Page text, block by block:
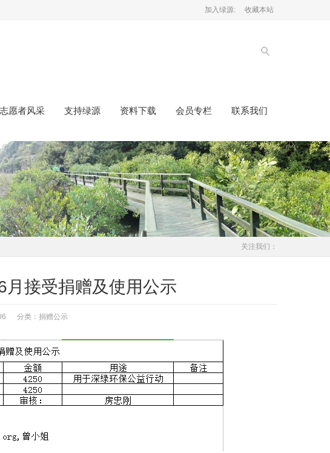
加入绿源: 收藏本站
志愿者风采 支持绿源 资料下载 会员专栏 联系我们
关注我们：
接受捐赠及使用公示
分类： 捐赠公示